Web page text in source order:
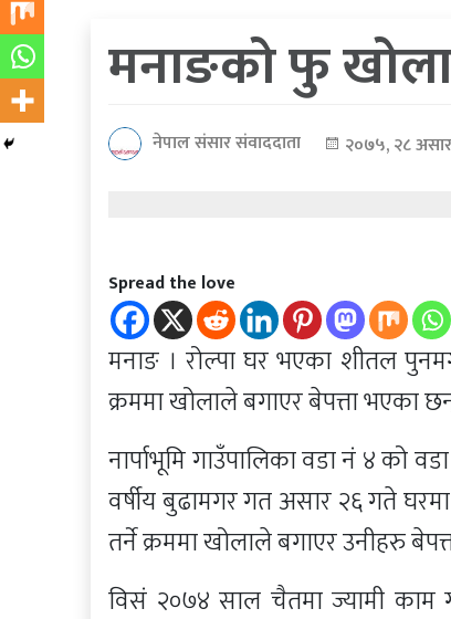
मनाङको फु
नेपाल संसार संवाददाता २०७५, २८
Spread the love
मनाङ । रोल्पा घर भएका शीतल
क्रममा खोलाले बगाएर बेपत्ता भएका
नार्पाभूमि गाउँपालिका वडा नं ४ को
वर्षीय बुढामगर गत असार २६ गते
तर्ने क्रममा खोलाले बगाएर उनीहरु
विसं २०७४ साल चैतमा ज्यामी काम